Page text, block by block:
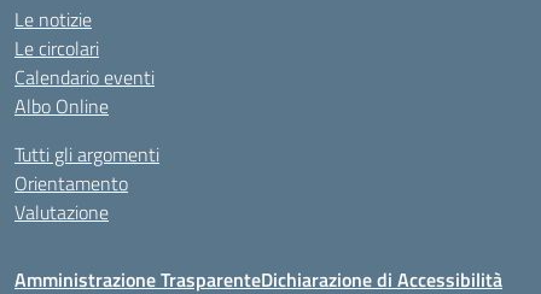
Le notizie
Le circolari
Calendario eventi
Albo Online
Tutti gli argomenti
Orientamento
Valutazione
Amministrazione TrasparenteDichiarazione di Accessibilità